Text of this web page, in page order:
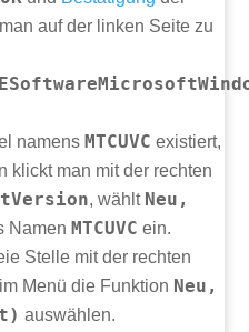
auf der linken Seite zu
namens MTCUVC existiert,
klickt man mit der rechten
, wählt Neu,
Namen MTCUVC ein.
Stelle mit der rechten
Menü die Funktion Neu,
auswählen.